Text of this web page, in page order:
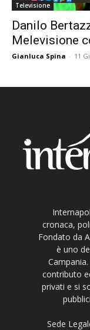
Televisione
Danilo
Melevisione
Gianluca Spina - 11
cronaca,
Fondato da
è uno
contributo
privati e si
Sede